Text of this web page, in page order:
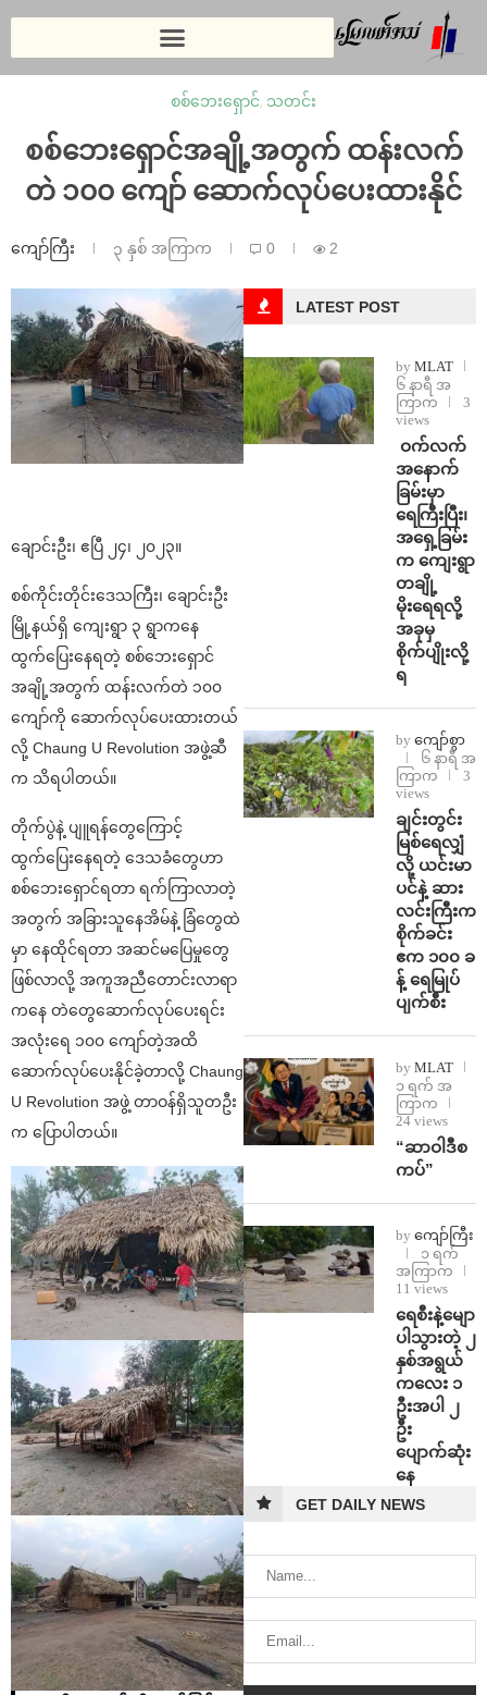
စစ်ဘေးရှောင်, သတင်း
စစ်ဘေးရှောင်အချို့အတွက် ထန်းလက်
တဲ ၁၀၀ ကျော် ဆောက်လုပ်ပေးထားနိုင်
ကျော်ကြီး ၃ နှစ် အကြာက 0 2
ချောင်းဦး၊ ဧပြီ ၂၄၊ ၂၀၂၃။
စစ်ကိုင်းတိုင်းဒေသကြီး၊ ချောင်းဦး
မြို့နယ်ရှိ ကျေးရွာ ၃ ရွာကနေ
ထွက်ပြေးနေရတဲ့ စစ်ဘေးရှောင်
အချို့အတွက် ထန်းလက်တဲ ၁၀၀
ကျော်ကို ဆောက်လုပ်ပေးထားတယ်
လို့ Chaung U Revolution အဖွဲ့ဆီ
က သိရပါတယ်။
တိုက်ပွဲနဲ့ ပျူရန်တွေကြောင့်
ထွက်ပြေးနေရတဲ့ ဒေသခံတွေဟာ
စစ်ဘေးရှောင်ရတာ ရက်ကြာလာတဲ့
အတွက် အခြားသူနေအိမ်နဲ့ ခြံတွေထဲ
မှာ နေထိုင်ရတာ အဆင်မပြေမှုတွေ
ဖြစ်လာလို့ အကူအညီတောင်းလာရာ
ကနေ တဲတွေဆောက်လုပ်ပေးရင်း
အလုံးရေ ၁၀၀ ကျော်တဲ့အထိ
ဆောက်လုပ်ပေးနိုင်ခဲ့တာလို့ Chaung
U Revolution အဖွဲ့ တာဝန်ရှိသူတဦး
က ပြောပါတယ်။
LATEST POST
by MLAT
၆ နာရီ အ
ကြာက
3
views
⁩ ⁨ဝက်လက်
အနောက်
ခြမ်းမှာ
ရေကြီးပြီး၊
အရှေ့ခြမ်း
က ကျေးရွာ
တချို့
မိုးရေရလို့
အခုမှ
စိုက်ပျိုးလို့
ရ
by ကျော်စွာ
၆ နာရီ အ
ကြာက
3
views
ချင်းတွင်း
မြစ်ရေလျှံ
လို့ ယင်းမာ
ပင်နဲ့ ဆား
လင်းကြီးက
စိုက်ခင်း
ဧက ၁၀၀ ခ
န့် ရေမြုပ်
ပျက်စီး
by MLAT
၁ ရက် အ
ကြာက
24 views
“ဆာဝါဒီစ
ကပ်”
by ကျော်ကြီး
၁ ရက်
အကြာက
11 views
ရေစီးနဲ့မျော
ပါသွားတဲ့ ၂
နှစ်အရွယ်
ကလေး ၁
ဦးအပါ ၂
ဦး
ပျောက်ဆုံး
နေ
GET DAILY NEWS